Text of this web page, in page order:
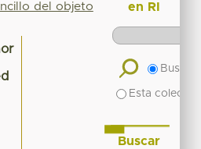
del objeto
en RI
Buscar
Esta
Buscar